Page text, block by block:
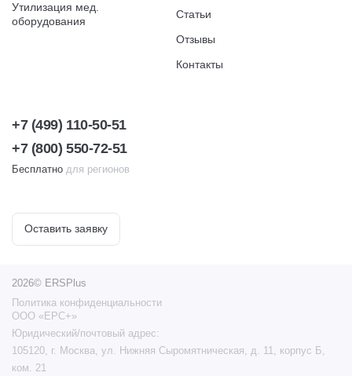
Утилизация мед.
оборудования
Статьи
Отзывы
Контакты
+7 (499) 110-50-51
+7 (800) 550-72-51
Бесплатно для регионов
Оставить заявку
2026© ERSPlus
Политика конфиденциальности
ООО «ЕРС+»
Юридический/почтовый адрес:
105120, г. Москва, ул. Нижняя Сыромятническая, д. 11, корпус Б,
ком. 21